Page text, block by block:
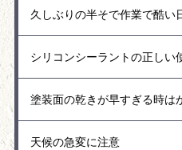
久しぶりの半そで作業で酷い
シリコンシーラントの正しい
塗装面の乾きが早すぎる時は
天候の急変に注意